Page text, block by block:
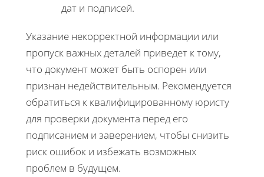
дат и подписей.
Указание некорректной информации или
пропуск важных деталей приведет к тому,
что документ может быть оспорен или
признан недействительным. Рекомендуется
обратиться к квалифицированному юристу
для проверки документа перед его
подписанием и заверением, чтобы снизить
риск ошибок и избежать возможных
проблем в будущем.